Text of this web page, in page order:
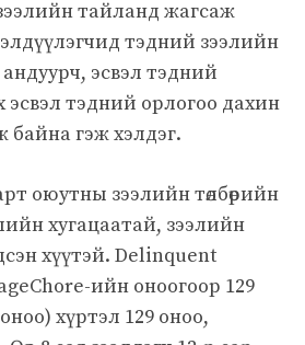
тайланд жагсаж
тэдний зээлийн
эсвэл тэдний
эсвэл тэдний орлогоо дахин
байна гэж хэлдэг.
оюутны зээлийн төлбөрийн
хугацаатай, зээлийн
хүүтэй. Delinquent
ийн оноогоор 129
хүртэл 129 оноо,